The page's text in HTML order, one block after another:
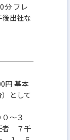
分 フレ
出社な
円 基本
として
～３
者 ７千